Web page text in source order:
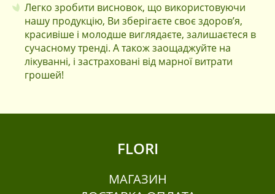
Легко зробити висновок, що використовуючи
нашу продукцію, Ви зберігаєте своє здоров’я,
красивіше і молодше виглядаєте, залишаєтеся в
сучасному тренді. А також заощаджуйте на
лікуванні, і застраховані від марної витрати
грошей!
FLORI
МАГАЗИН